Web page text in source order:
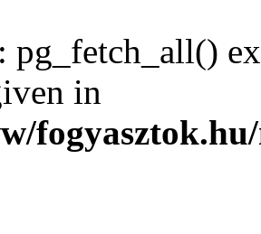
: pg_fetch_all()
in